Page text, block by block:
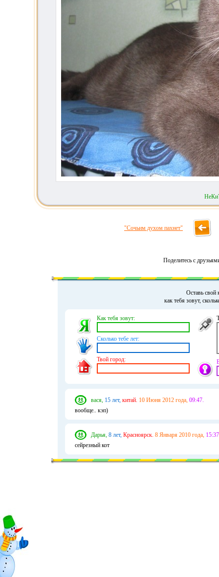
"Сочьим духом пахнет"
Поделитесь с
Оставь свой
как тебя зовут,
Как тебя зовут:
Сколько тебе лет:
Твой город:
вася, 15 лет, китай. 10 Июня 2012 года, 09:47.
вообще.. кэп)
Дарья, 8 лет, Красноярск. 8 Января 2010 года,
сейрезный кот